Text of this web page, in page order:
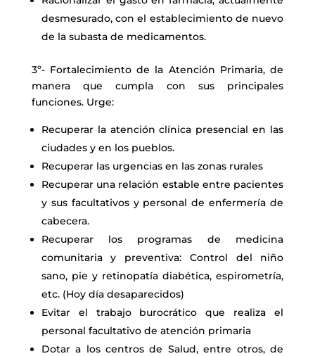
desmesurado, con el establecimiento de nuevo
de la subasta de medicamentos.
3º- Fortalecimiento de la Atención Primaria, de
manera que cumpla con sus principales
funciones. Urge:
Recuperar la atención clínica presencial en las
ciudades y en los pueblos.
Recuperar las urgencias en las zonas rurales
Recuperar una relación estable entre pacientes
y sus facultativos y personal de enfermería de
cabecera.
Recuperar los programas de medicina
comunitaria y preventiva: Control del niño
sano, pie y retinopatía diabética, espirometría,
etc. (Hoy día desaparecidos)
Evitar el trabajo burocrático que realiza el
personal facultativo de atención primaria
Dotar a los centros de Salud, entre otros, de